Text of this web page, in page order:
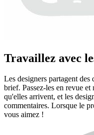
Travaillez avec
Les designers partagent des
brief. Passez-les en revue
qu'elles arrivent, et les
commentaires. Lorsque le
vous aimez !